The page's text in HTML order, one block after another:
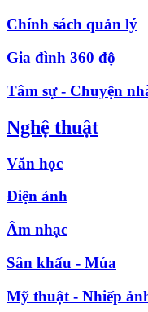
Chính sách quản lý
Gia đình 360 độ
Tâm sự - Chuyện
Nghệ thuật
Văn học
Điện ảnh
Âm nhạc
Sân khấu - Múa
Mỹ thuật - Nhiếp